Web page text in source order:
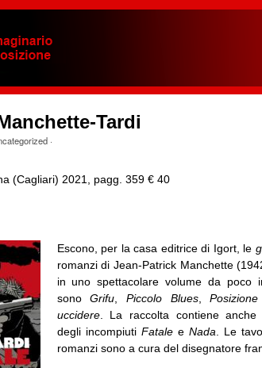
Tardi
·
(Cagliari) 2021, pagg. 359 € 40
Escono, per la casa editrice di Igort, le
romanzi di Jean-Patrick Manchette
in uno spettacolare volume da poco
sonoGrifu Piccolo Blues,
uccidere. La raccolta contiene anche
degli incompiuti Fatale e Nada . Le
romanzi sono a cura del disegnatore